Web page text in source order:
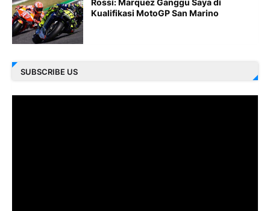
Rossi: Marquez Ganggu Saya di
Kualifikasi MotoGP San Marino
SUBSCRIBE US